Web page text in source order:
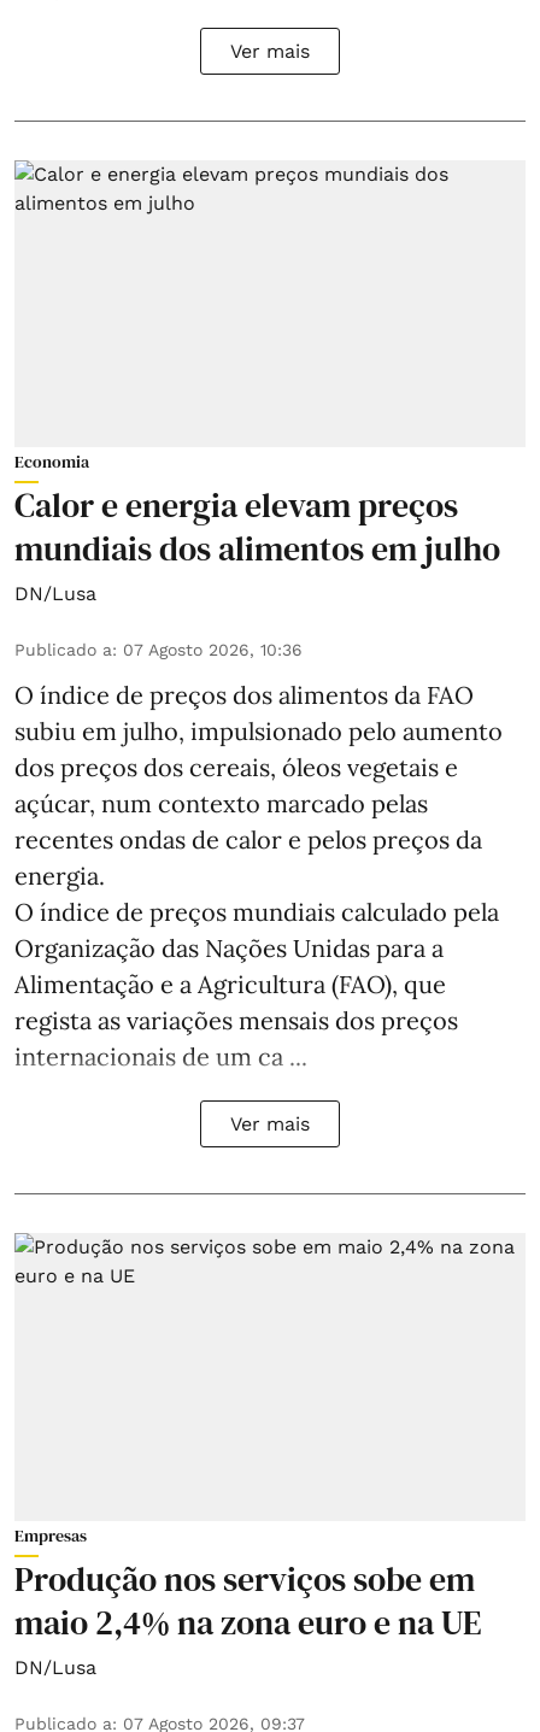
Ver mais
Economia
Calor e energia elevam preços
mundiais dos alimentos em julho
DN/Lusa
Publicado a: 07 Agosto 2026, 10:36
O índice de preços dos alimentos da FAO
subiu em julho, impulsionado pelo aumento
dos preços dos cereais, óleos vegetais e
açúcar, num contexto marcado pelas
recentes ondas de calor e pelos preços da
energia.
O índice de preços mundiais calculado pela
Organização das Nações Unidas para a
Alimentação e a Agricultura (FAO), que
regista as variações mensais dos preços
internacionais de um ca ...
Ver mais
Empresas
Produção nos serviços sobe em
maio 2,4% na zona euro e na UE
DN/Lusa
Publicado a: 07 Agosto 2026, 09:37